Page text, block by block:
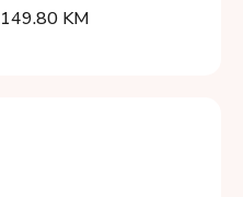
149.80 KM